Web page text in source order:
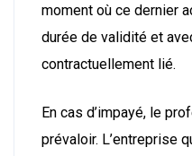
moment où ce dernier
durée de validité et
contractuellement lié.
En cas d’impayé, le
prévaloir. L’entreprise